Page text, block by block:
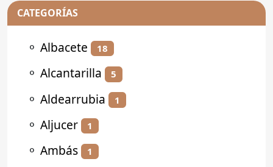
CATEGORÍAS
⚬ Albacete 18
⚬ Alcantarilla 5
⚬ Aldearrubia 1
⚬ Aljucer 1
⚬ Ambás 1